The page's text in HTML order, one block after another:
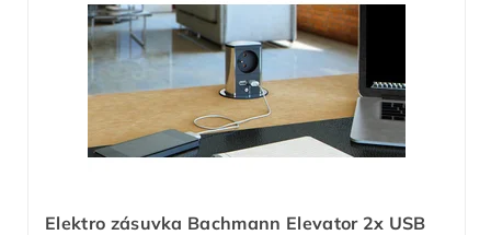
Elektro zásuvka Bachmann Elevator 2x USB